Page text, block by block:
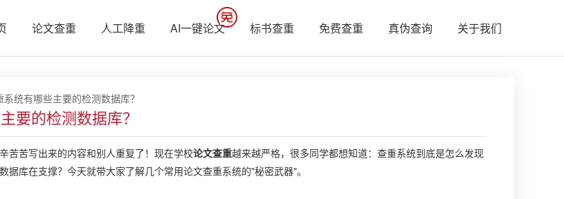
论文查重 人工降重 AI一键论文 标书查重 免费查重 真伪查询 关于我们
系统有哪些主要的检测数据库？
要的检测数据库？
苦苦写出来的内容和别人重复了！现在学校论文查重越来越严格，很多同学都想知道：查重系统到底是怎么发现
据库在支撑？今天就带大家了解几个常用论文查重系统的"秘密武器"。